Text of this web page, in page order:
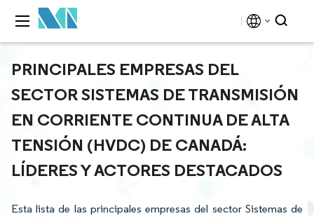
PRINCIPALES EMPRESAS DEL
SECTOR SISTEMAS DE TRANSMISIÓN
EN CORRIENTE CONTINUA DE ALTA
TENSIÓN (HVDC) DE CANADÁ:
LÍDERES Y ACTORES DESTACADOS
Esta lista de las principales empresas del sector Sistemas de